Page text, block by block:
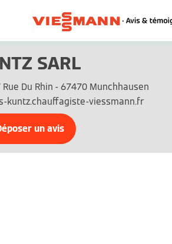
SARL
Rue Du Rhin - 67470 Munchhausen
kuntz.chauffagiste-viessmann.fr
un avis